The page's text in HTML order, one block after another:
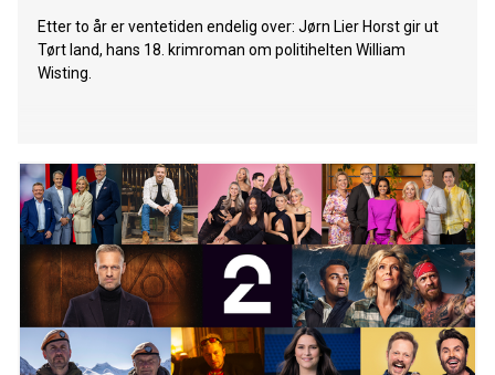
Etter to år er ventetiden endelig over: Jørn Lier Horst gir ut
Tørt land, hans 18. krimroman om politihelten William
Wisting.